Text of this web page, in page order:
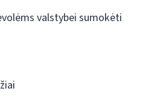
valstybei sumokėti